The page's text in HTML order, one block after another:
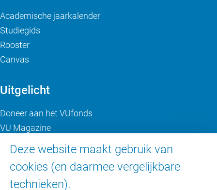
Deze website maakt gebruik van
cookies (en daarmee vergelijkbare
technieken).
Academische jaarkalender
Studiegids
Rooster
Canvas
Uitgelicht
Doneer aan het VUfonds
VU Magazine